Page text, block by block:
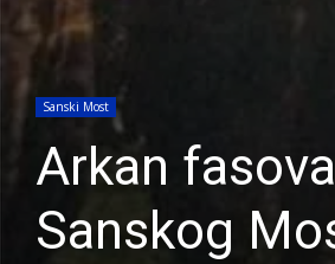
Sanski Most
Arkan
Sanskog